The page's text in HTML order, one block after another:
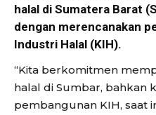
halal di Sumatera Barat
dengan merencanakan
Industri Halal (KIH).
“Kita berkomitmen
halal di Sumbar, bahkan
pembangunan KIH, saat